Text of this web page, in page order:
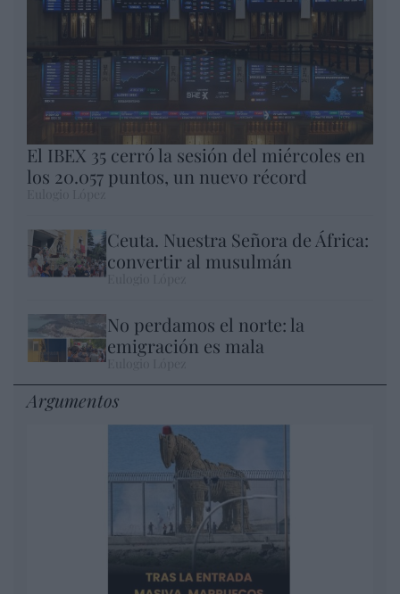
El IBEX 35 cerró la sesión del miércoles en
los 20.057 puntos, un nuevo récord
Ceuta. Nuestra Señora de África:
convertir al musulmán
No perdamos el norte: la
emigración es mala
Argumentos